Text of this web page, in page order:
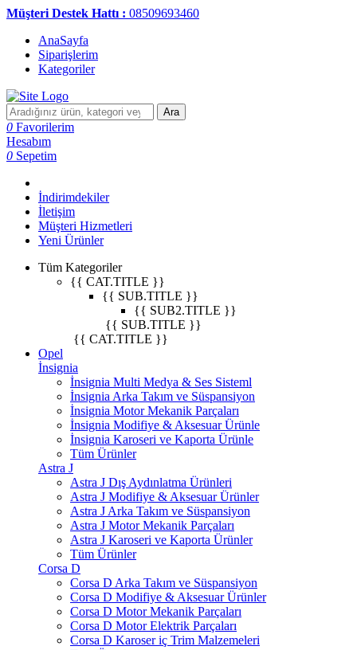
Müşteri Destek Hattı : 08509693460
AnaSayfa
Siparişlerim
Kategoriler
Ara
0 Favorilerim
Hesabım
0 Sepetim
İndirimdekiler
İletişim
Müşteri Hizmetleri
Yeni Ürünler
Tüm Kategoriler
{{ CAT.TITLE }}
{{ SUB.TITLE }}
{{ SUB2.TITLE }}
{{ SUB.TITLE }}
{{ CAT.TITLE }}
Opel
İnsignia
İnsignia Multi Medya & Ses Sisteml
İnsignia Arka Takım ve Süspansiyon
İnsignia Motor Mekanik Parçaları
İnsignia Modifiye & Aksesuar Ürünle
İnsignia Karoseri ve Kaporta Ürünle
Tüm Ürünler
Astra J
Astra J Dış Aydınlatma Ürünleri
Astra J Modifiye & Aksesuar Ürünler
Astra J Arka Takım ve Süspansiyon
Astra J Motor Mekanik Parçaları
Astra J Karoseri ve Kaporta Ürünler
Tüm Ürünler
Corsa D
Corsa D Arka Takım ve Süspansiyon
Corsa D Modifiye & Aksesuar Ürünler
Corsa D Motor Mekanik Parçaları
Corsa D Motor Elektrik Parçaları
Corsa D Karoser iç Trim Malzemeleri